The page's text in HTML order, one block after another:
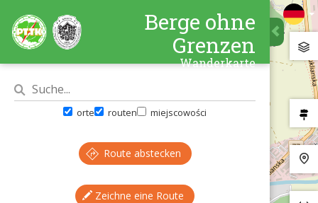
Berge ohne
Grenzen
Wanderkarte
orte routen miejscowości
Route abstecken
Zeichne eine Route